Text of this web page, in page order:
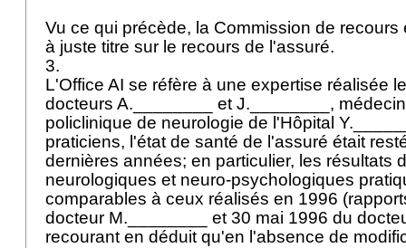
Vu ce qui précède, la Commission de recours
à juste titre sur le recours de l'assuré.
3.
L'Office AI se réfère à une expertise réalisée
docteurs A.________ et J.________,
policlinique de neurologie de l'Hôpital
praticiens, l'état de santé de l'assuré était
dernières années; en particulier, les résultats
neurologiques et neuro-psychologiques
comparables à ceux réalisés en 1996
docteur M.________ et 30 mai 1996 du
recourant en déduit qu'en l'absence de